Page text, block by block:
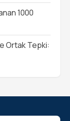
1000
Ortak Tepki: